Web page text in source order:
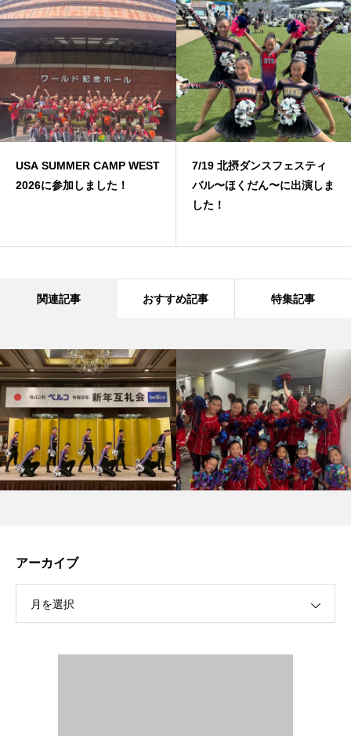
USA SUMMER CAMP WEST
2026に参加しました！
7/19 北摂ダンスフェスティ
バル〜ほくだん〜に出演しま
した！
関連記事 おすすめ記事 特集記事
アーカイブ
月を選択